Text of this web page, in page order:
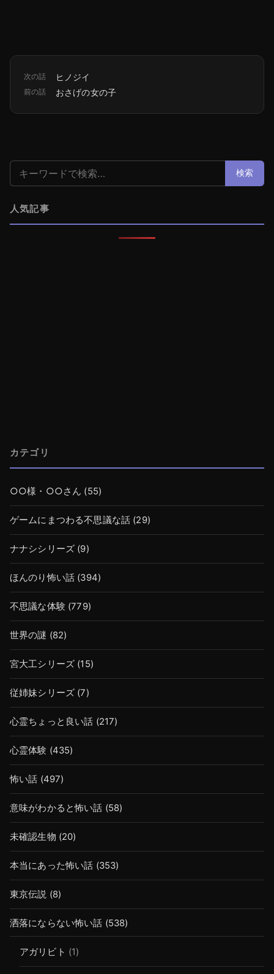
次の話 ヒノジイ
前の話 おさげの女の子
検索: 検索
人気記事
カテゴリ
○○様・○○さん (55)
ゲームにまつわる不思議な話 (29)
ナナシシリーズ (9)
ほんのり怖い話 (394)
不思議な体験 (779)
世界の謎 (82)
宮大工シリーズ (15)
従姉妹シリーズ (7)
心霊ちょっと良い話 (217)
心霊体験 (435)
怖い話 (497)
意味がわかると怖い話 (58)
未確認生物 (20)
本当にあった怖い話 (353)
東京伝説 (8)
洒落にならない怖い話 (538)
アガリビト (1)